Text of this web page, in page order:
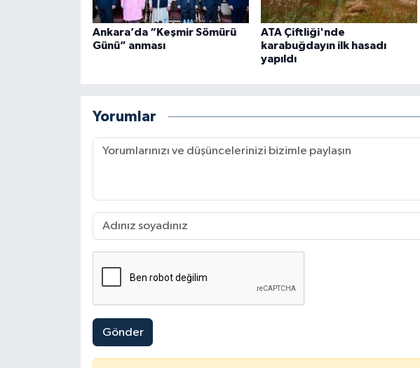
Ankara’da “Keşmir Sömürü
Günü” anması
ATA Çiftliği'nde
karabuğdayın ilk hasadı
yapıldı
Yorumlar
Gönder